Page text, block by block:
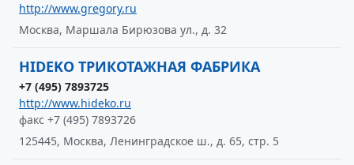
http://www.gregory.ru
Москва, Маршала Бирюзова ул., д. 32
HIDEKO ТРИКОТАЖНАЯ ФАБРИКА
+7 (495) 7893725
http://www.hideko.ru
факс +7 (495) 7893726
125445, Москва, Ленинградское ш., д. 65, стр. 5